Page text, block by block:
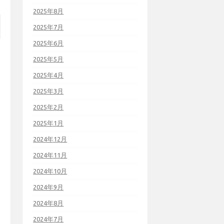
2025年8月
2025年7月
2025年6月
2025年5月
2025年4月
2025年3月
2025年2月
2025年1月
2024年12月
2024年11月
2024年10月
2024年9月
2024年8月
2024年7月